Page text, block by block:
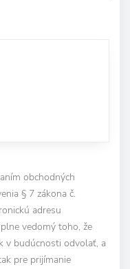
obchodných
§ 7 zákona č.
adresu
vedomý toho, že
v budúcnosti odvolať, a
pre prijímanie